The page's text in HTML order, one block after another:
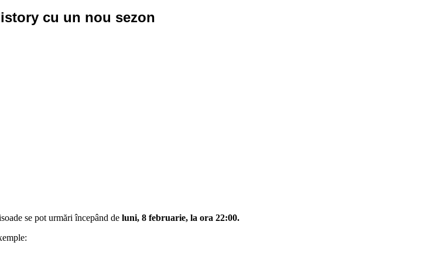
cu un nou sezon
se pot urmări începând de luni, 8 februarie, la ora 22:00.